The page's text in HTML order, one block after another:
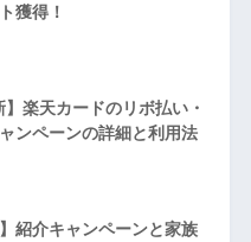
獲得！
】楽天カードのリボ払い・
ンペーンの詳細と利用法
紹介キャンペーンと家族